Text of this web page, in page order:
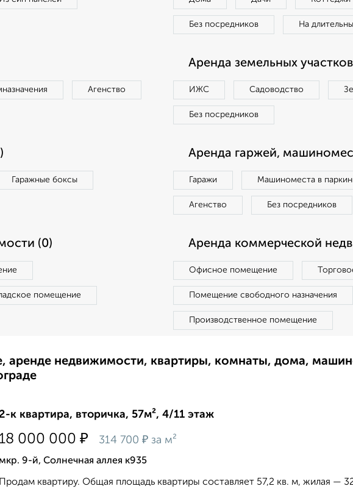
Без посредников На
Агенство
Аренда земельных
ИЖС Садоводство
Без посредников
Гаражные боксы
Аренда гаржей,
Гаражи Машиноместа в
Агенство Без посредников
(0)
помещение
Аренда коммерческой
Офисное помещение
Помещение свободного назначения
Производственное помещение
аренде недвижимости, квартиры, комнаты, дома,
2-к квартира, вторичка, 57м², 4/11 этаж
18 000 000 ₽ 314 700 ₽ за м²
9-й, Солнечная аллея к935
Продам квартиру. Общая площадь квартиры составляет 57,2 кв. м, жилая —